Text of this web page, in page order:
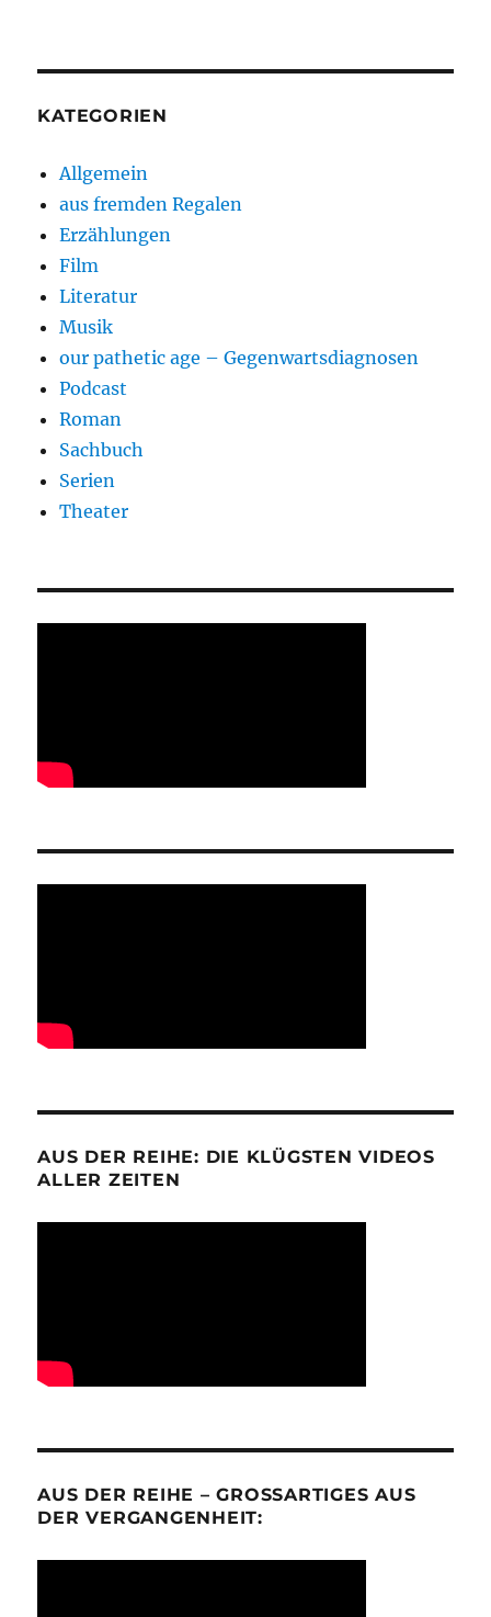
KATEGORIEN
Allgemein
aus fremden Regalen
Erzählungen
Film
Literatur
Musik
our pathetic age – Gegenwartsdiagnosen
Podcast
Roman
Sachbuch
Serien
Theater
AUS DER REIHE: DIE KLÜGSTEN VIDEOS
ALLER ZEITEN
AUS DER REIHE – GROSSARTIGES AUS D
ER VERGANGENHEIT: